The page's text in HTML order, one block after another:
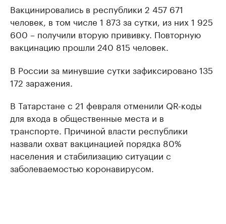
Вакцинировались в республики 2 457 671
человек, в том числе 1 873 за сутки, из них 1 925
600 – получили вторую прививку. Повторную
вакцинацию прошли 240 815 человек.
В России за минувшие сутки зафиксировано 135
172 заражения.
В Татарстане с 21 февраля отменили QR-коды
для входа в общественные места и в
транспорте. Причиной власти республики
назвали охват вакцинацией порядка 80%
населения и стабилизацию ситуации с
заболеваемостью коронавирусом.